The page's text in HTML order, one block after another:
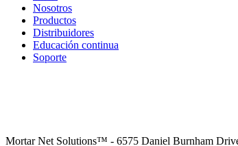
Nosotros
Productos
Distribuidores
Educación continua
Soporte
Mortar Net Solutions™ - 6575 Daniel Burnham